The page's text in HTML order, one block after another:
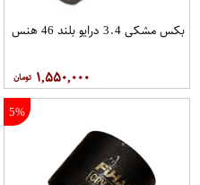
بکس مشکی 3.4 درایو بلند 46 هنس
۱,۵۵۰,۰۰۰
5%